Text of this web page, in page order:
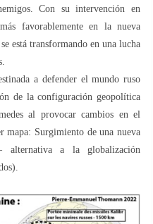
Con su intervención en
favorablemente en la nueva
está transformando en una lucha
a defender el mundo ruso
de la configuración geopolítica
al provocar cambios en el
mapa: Surgimiento de una nueva
alternativa a la globalización